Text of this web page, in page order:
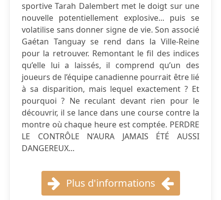
sportive Tarah Dalembert met le doigt sur une
nouvelle potentiellement explosive... puis se
volatilise sans donner signe de vie. Son associé
Gaétan Tanguay se rend dans la Ville-Reine
pour la retrouver. Remontant le fil des indices
qu’elle lui a laissés, il comprend qu’un des
joueurs de l’équipe canadienne pourrait être lié
à sa disparition, mais lequel exactement ? Et
pourquoi ? Ne reculant devant rien pour le
découvrir, il se lance dans une course contre la
montre où chaque heure est comptée. PERDRE
LE CONTRÔLE N’AURA JAMAIS ÉTÉ AUSSI
DANGEREUX...
Plus d'informations